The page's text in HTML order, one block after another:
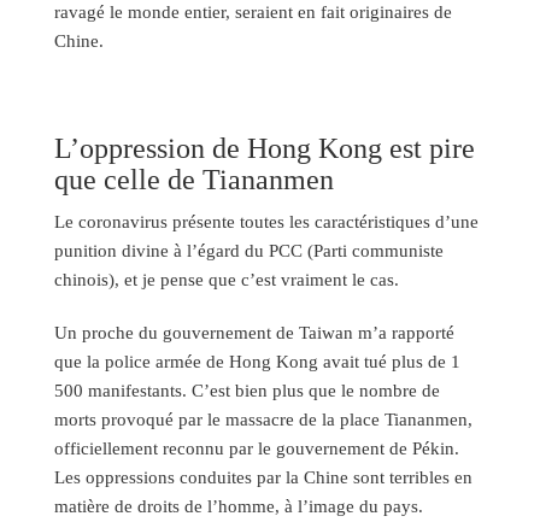
ravagé le monde entier, seraient en fait originaires de
Chine.
L’oppression de Hong Kong est pire
que celle de Tiananmen
Le coronavirus présente toutes les caractéristiques d’une
punition divine à l’égard du PCC (Parti communiste
chinois), et je pense que c’est vraiment le cas.
Un proche du gouvernement de Taiwan m’a rapporté
que la police armée de Hong Kong avait tué plus de 1
500 manifestants. C’est bien plus que le nombre de
morts provoqué par le massacre de la place Tiananmen,
officiellement reconnu par le gouvernement de Pékin.
Les oppressions conduites par la Chine sont terribles en
matière de droits de l’homme, à l’image du pays.